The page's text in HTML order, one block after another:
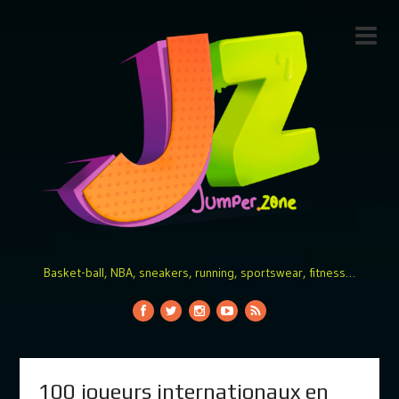
Basket-ball, NBA, sneakers, running, sportswear, fitness…
100 joueurs internationaux en